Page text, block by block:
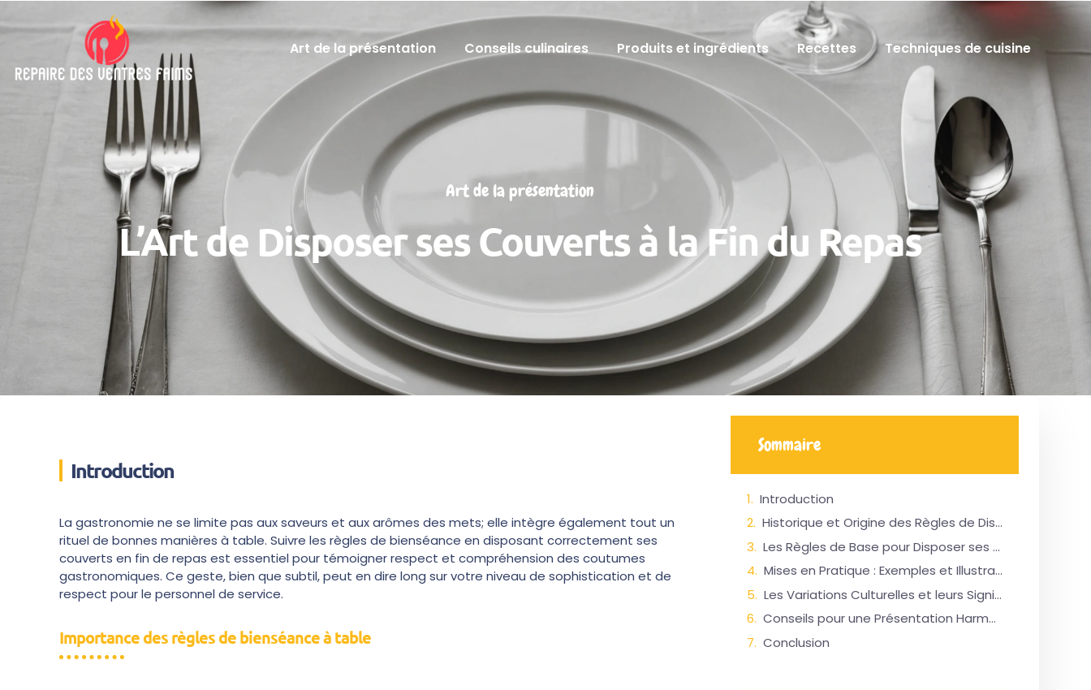
Art de la présentation Conseils culinaires Produits et ingrédients Recettes Techniques de cuisine
Art de la présentation
L’Art de Disposer ses Couverts à la Fin du Repas
Introduction
La gastronomie ne se limite pas aux saveurs et aux arômes des mets; elle intègre également tout un
rituel de bonnes manières à table. Suivre les règles de bienséance en disposant correctement ses
couverts en fin de repas est essentiel pour témoigner respect et compréhension des coutumes
gastronomiques. Ce geste, bien que subtil, peut en dire long sur votre niveau de sophistication et de
respect pour le personnel de service.
Importance des règles de bienséance à table
Sommaire
Introduction
Historique et Origine des Règles de Disposition des Couverts
Les Règles de Base pour Disposer ses Couverts
Mises en Pratique : Exemples et Illustrations
Les Variations Culturelles et leurs Significations
Conseils pour une Présentation Harmonieuse
Conclusion